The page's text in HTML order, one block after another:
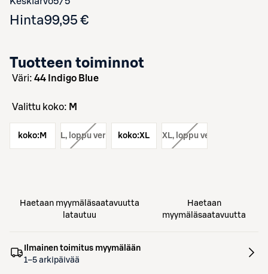
Hinta99,95 €
Tuotteen toiminnot
väri: 44 Indigo Blue
Valittu koko: M
koko: M
koko: L, loppu verkostakoko:XL
koko: XXL, loppu verkosta
Haetaan myymäläsaatavuutta
latautuu
Haetaan
myymäläsaatavuutta
Ilmainen toimitus myymälään
1–5 arkipäivää